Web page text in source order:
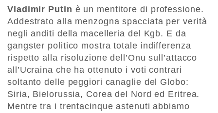
Vladimir Putin è un mentitore di professione.
Addestrato alla menzogna spacciata per verità
negli anditi della macelleria del Kgb. E da
gangster politico mostra totale indifferenza
rispetto alla risoluzione dell’Onu sull’attacco
all’Ucraina che ha ottenuto i voti contrari
soltanto delle peggiori canaglie del Globo:
Siria, Bielorussia, Corea del Nord ed Eritrea.
Mentre tra i trentacinque astenuti abbiamo